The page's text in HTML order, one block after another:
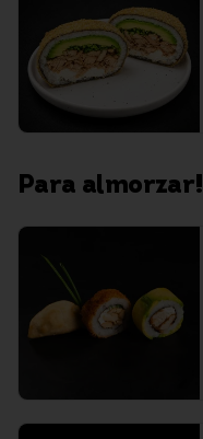
Para almorzar!